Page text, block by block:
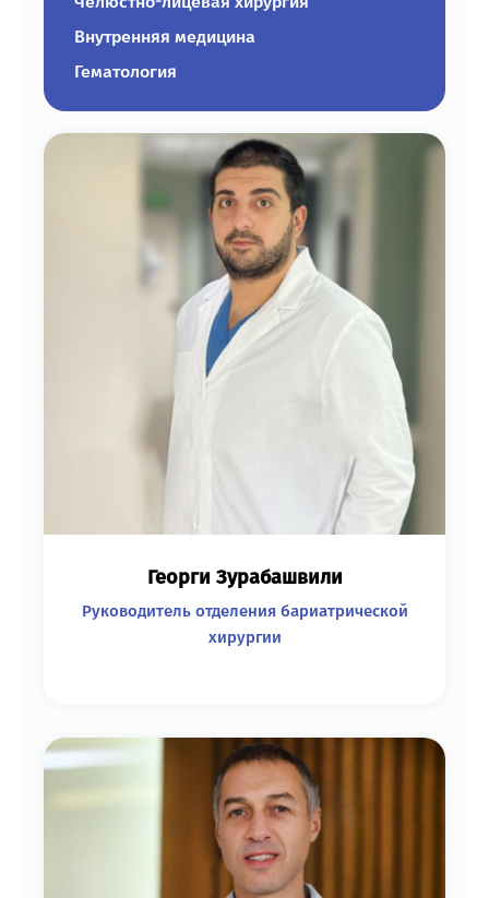
Внутренняя медицина
Гематология
Георги Зурабашвили
Руководитель отделения бариатрической
хирургии